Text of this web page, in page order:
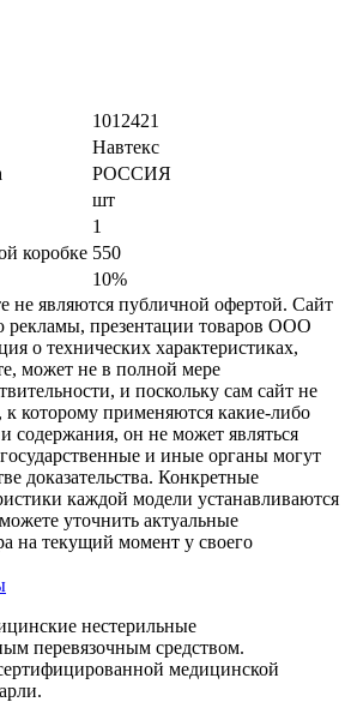
1012421
Навтекс
РОССИЯ
шт
1
коробке 550
10%
не являются публичной офертой. Сайт
рекламы, презентации товаров ООО
о технических характеристиках,
может не в полной мере
и поскольку сам сайт не
к которому применяются какие-либо
содержания, он не может являться
и иные органы могут
доказательства. Конкретные
каждой модели устанавливаются
уточнить актуальные
на текущий момент у своего
нестерильные
перевязочным средством.
медицинской